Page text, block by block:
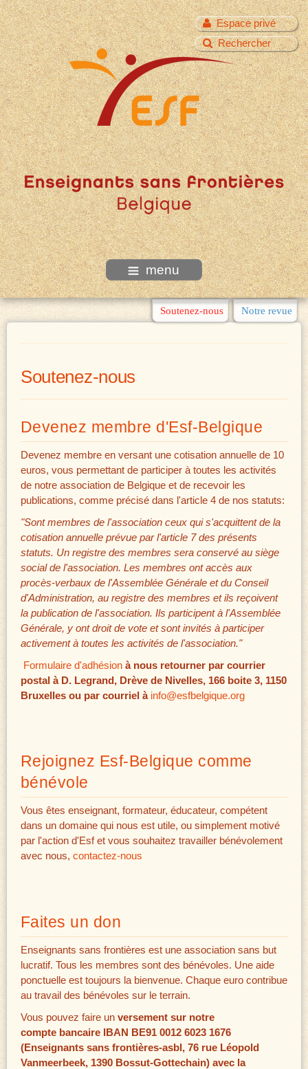
Soutenez-nous Notre revue
Espace privé
Rechercher
menu
Soutenez-nous
Devenez membre d'Esf-Belgique
Devenez membre en versant une cotisation annuelle de 10
euros, vous permettant de participer à toutes les activités
de notre association de Belgique et de recevoir les
publications, comme précisé dans l'article 4 de nos statuts:
"Sont membres de l'association ceux qui s'acquittent de la
cotisation annuelle prévue par l'article 7 des présents
statuts. Un registre des membres sera conservé au siège
social de l'association. Les membres ont accès aux
procès-verbaux de l'Assemblée Générale et du Conseil
d'Administration, au registre des membres et ils reçoivent
la publication de l'association. Ils participent à l'Assemblée
Générale, y ont droit de vote et sont invités à participer
activement à toutes les activités de l'association."
Formulaire d'adhésionà nous retourner par courrier
postal à D. Legrand, Drève de Nivelles, 166 boite 3, 1150
Bruxelles ou par courriel à info@esfbelgique.org
Rejoignez Esf-Belgique comme
bénévole
Vous êtes enseignant, formateur, éducateur, compétent
dans un domaine qui nous est utile, ou simplement motivé
par l'action d'Esf et vous souhaitez travailler bénévolement
avec nous, contactez-nous
Faites un don
Enseignants sans frontières est une association sans but
lucratif. Tous les membres sont des bénévoles. Une aide
ponctuelle est toujours la bienvenue. Chaque euro contribue
au travail des bénévoles sur le terrain.
Vous pouvez faire un versement sur notre
compte bancaire IBAN BE91 0012 6023 1676
(Enseignants sans frontières-asbl, 76 rue Léopold
Vanmeerbeek, 1390 Bossut-Gottechain) avec la